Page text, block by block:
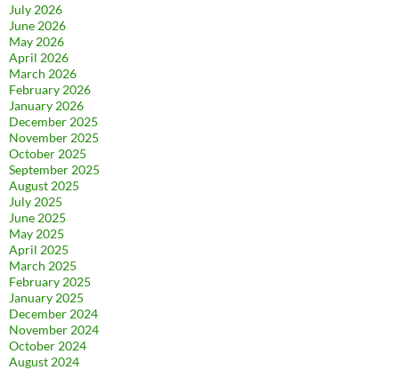
July 2026
June 2026
May 2026
April 2026
March 2026
February 2026
January 2026
December 2025
November 2025
October 2025
September 2025
August 2025
July 2025
June 2025
May 2025
April 2025
March 2025
February 2025
January 2025
December 2024
November 2024
October 2024
August 2024